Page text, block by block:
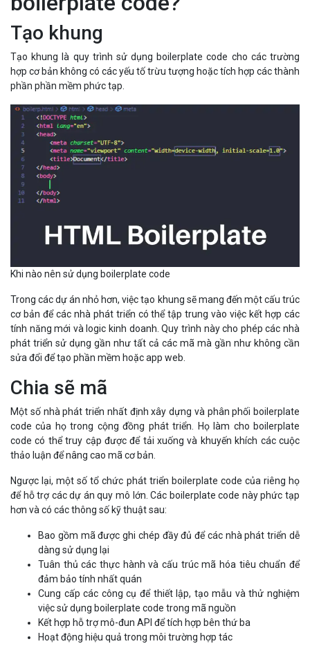
Tạo khung
Tạo khung là quy trình sử dụng boilerplate code cho các trường
hợp cơ bản không có các yếu tố trừu tượng hoặc tích hợp các thành
phần phần mềm phức tạp.
Khi nào nên sử dụng boilerplate code
Trong các dự án nhỏ hơn, việc tạo khung sẽ mang đến một cấu trúc
cơ bản để các nhà phát triển có thể tập trung vào việc kết hợp các
tính năng mới và logic kinh doanh. Quy trình này cho phép các nhà
phát triển sử dụng gần như tất cả các mã mà gần như không cần
sửa đổi để tạo phần mềm hoặc app web.
Chia sẽ mã
Một số nhà phát triển nhất định xây dựng và phân phối boilerplate
code của họ trong cộng đồng phát triển. Họ làm cho boilerplate
code có thể truy cập được để tải xuống và khuyến khích các cuộc
thảo luận để nâng cao mã cơ bản.
Ngược lại, một số tổ chức phát triển boilerplate code của riêng họ
để hỗ trợ các dự án quy mô lớn. Các boilerplate code này phức tạp
hơn và có các thông số kỹ thuật sau:
Bao gồm mã được ghi chép đầy đủ để các nhà phát triển dễ
dàng sử dụng lại
Tuân thủ các thực hành và cấu trúc mã hóa tiêu chuẩn để
đảm bảo tính nhất quán
Cung cấp các công cụ để thiết lập, tạo mẫu và thử nghiệm
việc sử dụng boilerplate code trong mã nguồn
Kết hợp hỗ trợ mô-đun API để tích hợp bên thứ ba
Hoạt động hiệu quả trong môi trường hợp tác